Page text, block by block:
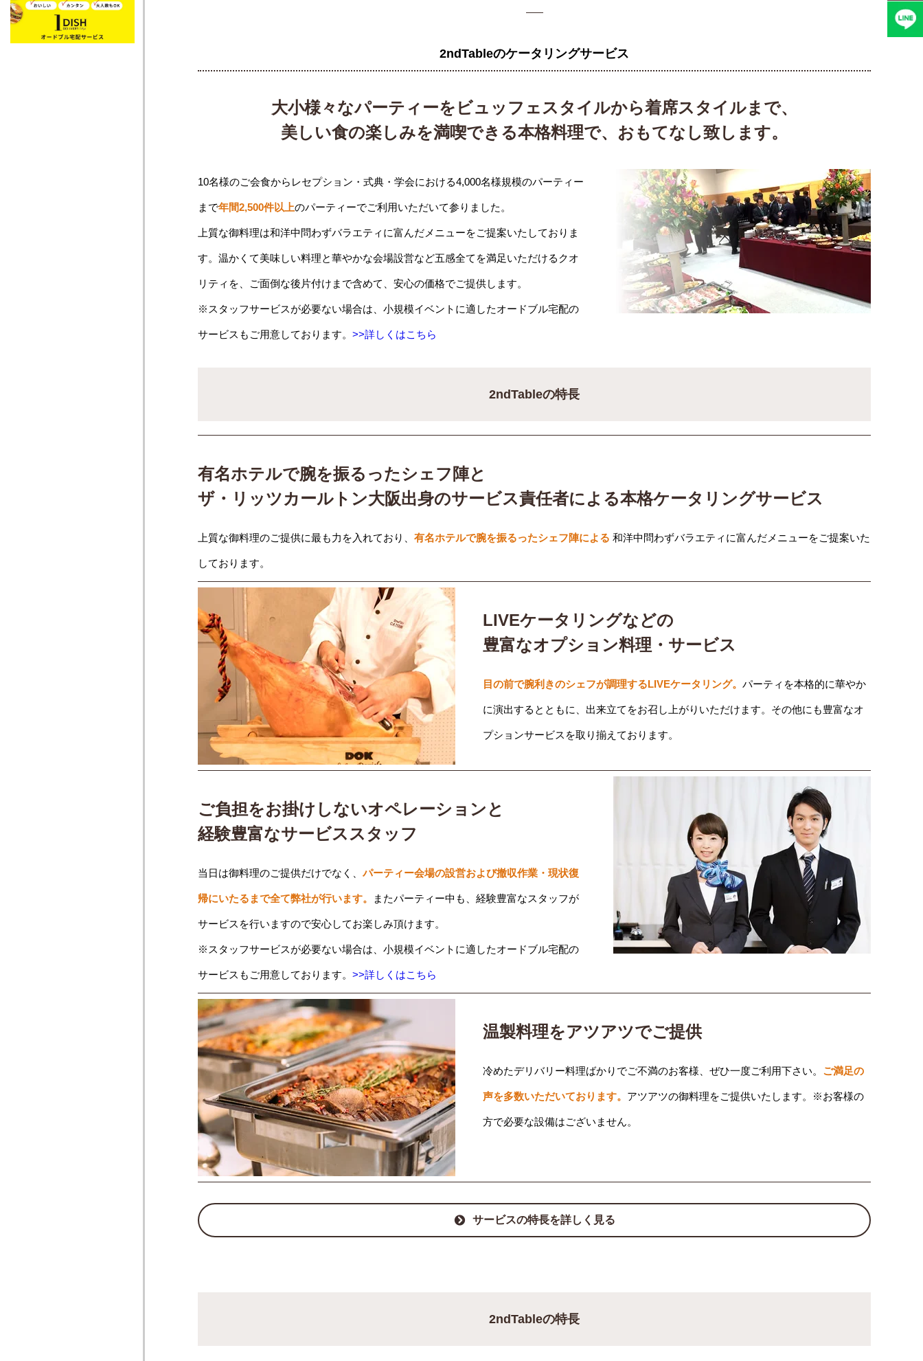
2ndTableのケータリングサービス
大小様々なパーティーをビュッフェスタイルから着席スタイルまで、
美しい食の楽しみを満喫できる本格料理で、おもてなし致します。
10名様のご会食からレセプション・式典・学会における4,000名様規模のパーティー
まで年間2,500件以上のパーティーでご利用いただいて参りました。
上質な御料理は和洋中問わずバラエティに富んだメニューをご提案いたしておりま
す。温かくて美味しい料理と華やかな会場設営など五感全てを満足いただけるクオ
リティを、ご面倒な後片付けまで含めて、安心の価格でご提供します。
※スタッフサービスが必要ない場合は、小規模イベントに適したオードブル宅配の
サービスもご用意しております。 >>詳しくはこちら
2ndTableの特長
有名ホテルで腕を振るったシェフ陣と
ザ・リッツカールトン大阪出身のサービス責任者による本格ケータリングサービス
上質な御料理のご提供に最も力を入れており、 有名ホテルで腕を振るったシェフ陣による 和洋中問わずバラエティに富んだメニューをご提案いた
しております。
LIVEケータリングなどの
豊富なオプション料理・サービス
目の前で腕利きのシェフが調理するLIVEケータリング。 パーティを本格的に華やか
に演出するとともに、出来立てをお召し上がりいただけます。その他にも豊富なオ
プションサービスを取り揃えております。
ご負担をお掛けしないオペレーションと
経験豊富なサービススタッフ
当日は御料理のご提供だけでなく、パーティー会場の設営および撤収作業・現状復
帰にいたるまで全て弊社が行います。 またパーティー中も、経験豊富なスタッフが
サービスを行いますので安心してお楽しみ頂けます。
※スタッフサービスが必要ない場合は、小規模イベントに適したオードブル宅配の
サービスもご用意しております。 >>詳しくはこちら
温製料理をアツアツでご提供
冷めたデリバリー料理ばかりでご不満のお客様、ぜひ一度ご利用下さい。 ご満足の
声を多数いただいております。 アツアツの御料理をご提供いたします。※お客様の
方で必要な設備はございません。
サービスの特長を詳しく見る
2ndTableの特長